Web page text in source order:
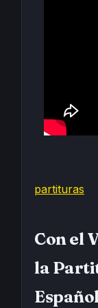
partituras
Con el
la